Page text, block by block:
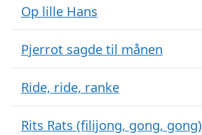
Op lille Hans
Pjerrot sagde til månen
Ride, ride, ranke
Rits Rats (filijong, gong, gong)